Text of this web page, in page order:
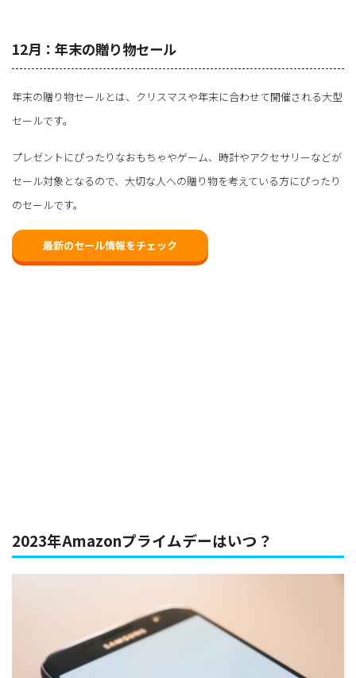
12月：年末の贈り物セール
年末の贈り物セールとは、クリスマスや年末に合わせて開催される大型
セールです。
プレゼントにぴったりなおもちゃやゲーム、時計やアクセサリーなどが
セール対象となるので、大切な人への贈り物を考えている方にぴったり
のセールです。
最新のセール情報をチェック
2023年Amazonプライムデーはいつ？